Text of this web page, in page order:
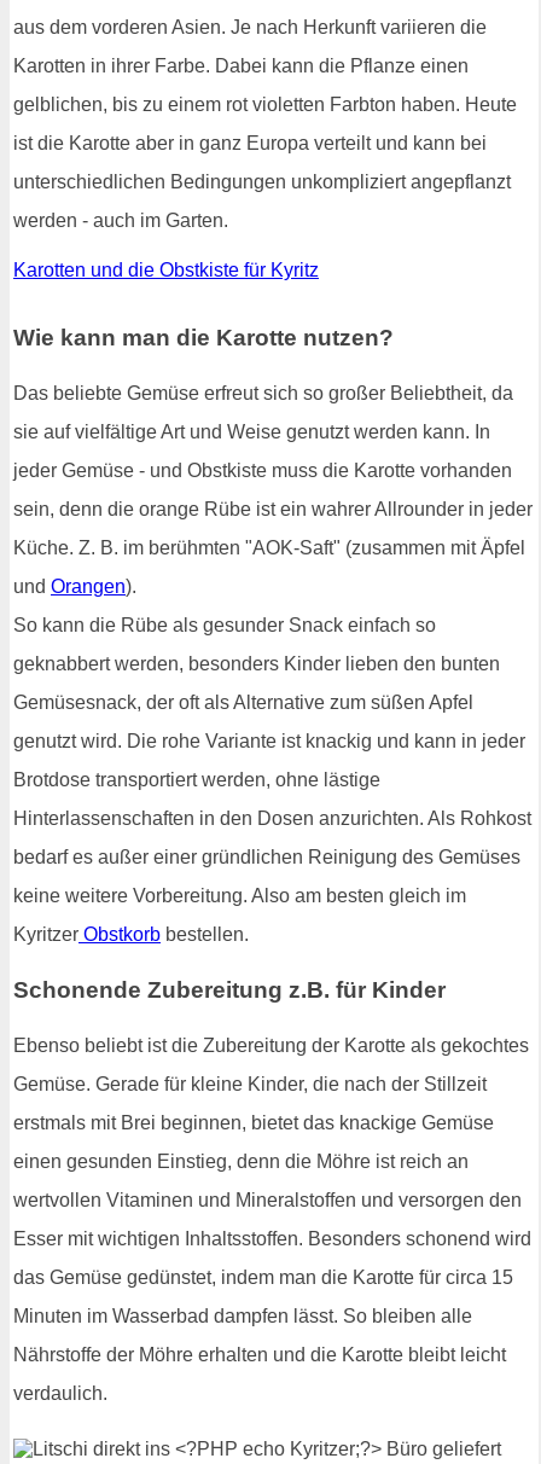
aus dem vorderen Asien. Je nach Herkunft variieren die
Karotten in ihrer Farbe. Dabei kann die Pflanze einen
gelblichen, bis zu einem rot violetten Farbton haben. Heute
ist die Karotte aber in ganz Europa verteilt und kann bei
unterschiedlichen Bedingungen unkompliziert angepflanzt
werden - auch im Garten.
Karotten und die Obstkiste für Kyritz
Wie kann man die Karotte nutzen?
Das beliebte Gemüse erfreut sich so großer Beliebtheit, da
sie auf vielfältige Art und Weise genutzt werden kann. In
jeder Gemüse - und Obstkiste muss die Karotte vorhanden
sein, denn die orange Rübe ist ein wahrer Allrounder in jeder
Küche. Z. B. im berühmten "AOK-Saft" (zusammen mit Äpfel
und Orangen).
So kann die Rübe als gesunder Snack einfach so
geknabbert werden, besonders Kinder lieben den bunten
Gemüsesnack, der oft als Alternative zum süßen Apfel
genutzt wird. Die rohe Variante ist knackig und kann in jeder
Brotdose transportiert werden, ohne lästige
Hinterlassenschaften in den Dosen anzurichten. Als Rohkost
bedarf es außer einer gründlichen Reinigung des Gemüses
keine weitere Vorbereitung. Also am besten gleich im
Kyritzer Obstkorb bestellen.
Schonende Zubereitung z.B. für Kinder
Ebenso beliebt ist die Zubereitung der Karotte als gekochtes
Gemüse. Gerade für kleine Kinder, die nach der Stillzeit
erstmals mit Brei beginnen, bietet das knackige Gemüse
einen gesunden Einstieg, denn die Möhre ist reich an
wertvollen Vitaminen und Mineralstoffen und versorgen den
Esser mit wichtigen Inhaltsstoffen. Besonders schonend wird
das Gemüse gedünstet, indem man die Karotte für circa 15
Minuten im Wasserbad dampfen lässt. So bleiben alle
Nährstoffe der Möhre erhalten und die Karotte bleibt leicht
verdaulich.